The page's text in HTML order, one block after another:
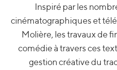
Inspiré par les
cinématographiques et
Molière, les travaux de
comédie à travers ces
gestion créative du